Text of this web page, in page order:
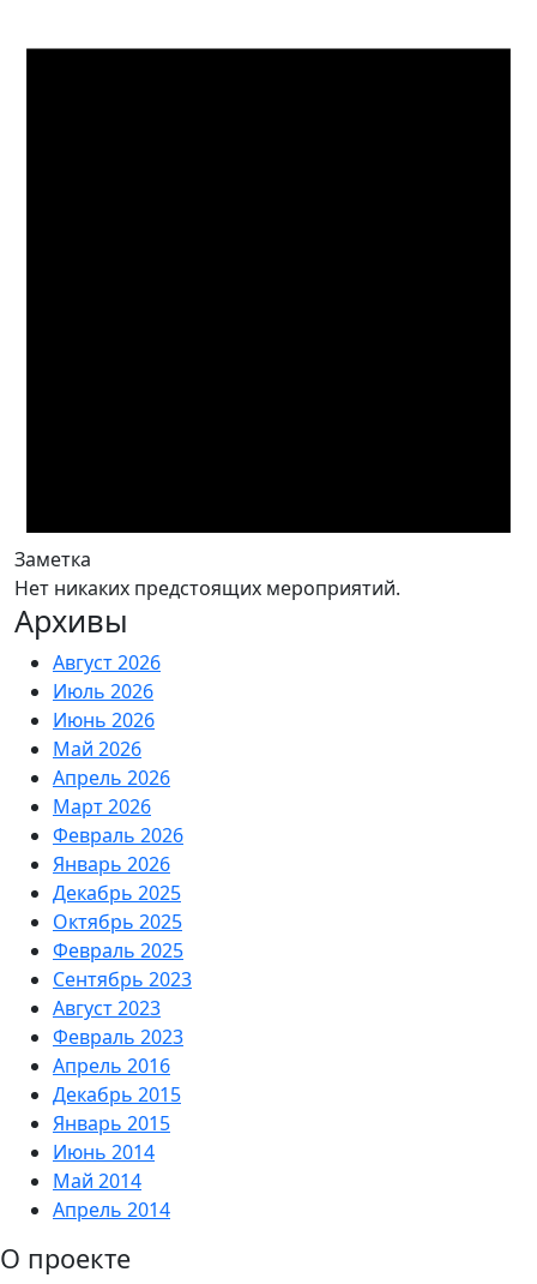
Заметка
Нет никаких предстоящих мероприятий.
Архивы
Август 2026
Июль 2026
Июнь 2026
Май 2026
Апрель 2026
Март 2026
Февраль 2026
Январь 2026
Декабрь 2025
Октябрь 2025
Февраль 2025
Сентябрь 2023
Август 2023
Февраль 2023
Апрель 2016
Декабрь 2015
Январь 2015
Июнь 2014
Май 2014
Апрель 2014
О проекте